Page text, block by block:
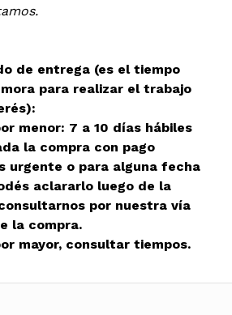
de entrega (es el tiempo
para realizar el trabajo
menor: 7 a 10 días hábiles
la compra con pago
urgente o para alguna fecha
aclararlo luego de la
por nuestra vía
la compra.
mayor, consultar tiempos.